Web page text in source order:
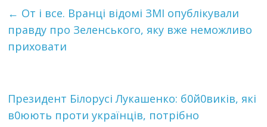
← От і все. Вранці відомі ЗМІ опублікували
правду про Зеленського, яку вже неможливо
приховати
Президент Білорусі Лукашенко: б0й0виків, які
в0юють проти українців, потрібно